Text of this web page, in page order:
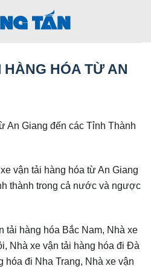
HÓA TỪ AN
An Giang đến các Tỉnh Thành
vận tải hàng hóa từ An Giang
thành trong cả nước và ngược
tải hàng hóa Bắc Nam, Nhà xe
Nhà xe vận tải hàng hóa đi Đà
hóa đi Nha Trang, Nhà xe vận